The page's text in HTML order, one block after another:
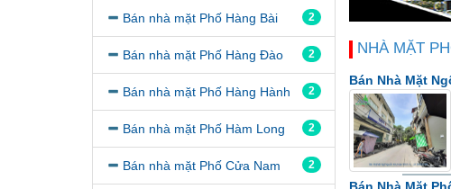
2
Bán nhà mặt Phố Hàng Bài
2
Bán nhà mặt Phố Hàng Đào
2
Bán nhà mặt Phố Hàng Hành
2
Bán nhà mặt Phố Hàm Long
2
Bán nhà mặt Phố Cửa Nam
NHÀ MẶT
Bán Nhà Mặt